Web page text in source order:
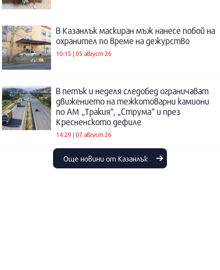
В Казанлък маскиран мъж нанесе побой на
охранител по време на дежурство
10:15 | 05 август 26
В петък и неделя следобед ограничават
движението на тежкотоварни камиони
по АМ „Тракия“, „Струма“ и през
Кресненското дефиле
14:29 | 07 август 26
Още новини от Казанлък